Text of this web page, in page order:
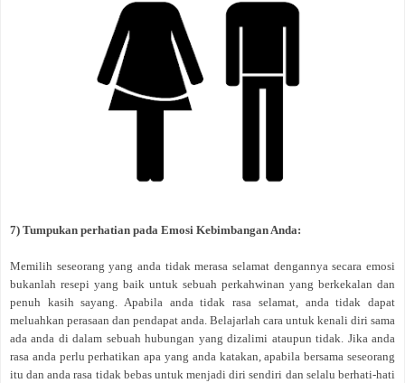
7) Tumpukan perhatian pada Emosi Kebimbangan Anda:
Memilih seseorang yang anda tidak merasa selamat dengannya secara emosi
bukanlah resepi yang baik untuk sebuah perkahwinan yang berkekalan dan
penuh kasih sayang. Apabila anda tidak rasa selamat, anda tidak dapat
meluahkan perasaan dan pendapat anda. Belajarlah cara untuk kenali diri sama
ada anda di dalam sebuah hubungan yang dizalimi ataupun tidak. Jika anda
rasa anda perlu perhatikan apa yang anda katakan, apabila bersama seseorang
itu dan anda rasa tidak bebas untuk menjadi diri sendiri dan selalu berhati-hati